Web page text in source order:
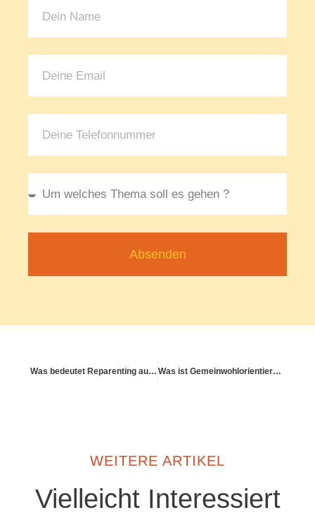
Absenden
Was bedeutet Reparenting aus psychologischer Sicht? Was ist Gemeinwohlorientierung im Gesundheitswesen?
WEITERE ARTIKEL
Vielleicht Interessiert